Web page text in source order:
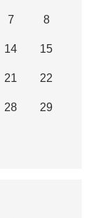
7 8
14 15
21 22
28 29